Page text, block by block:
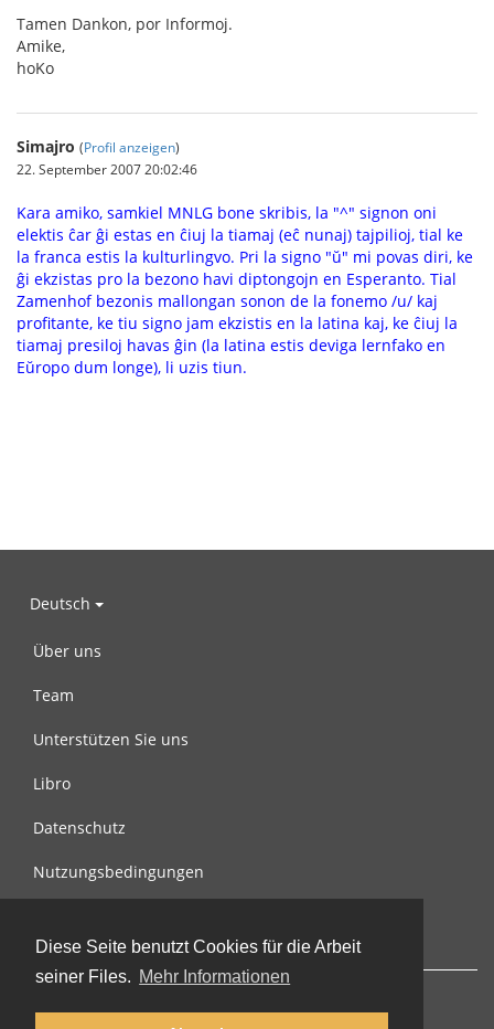
Diese Seite benutzt Cookies für die Arbeit
seiner Files. Mehr Informationen
Tamen Dankon, por Informoj.
Amike,
hoKo
Simajro (Profil anzeigen)
22. September 2007 20:02:46
Kara amiko, samkiel MNLG bone skribis, la "^" signon oni
elektis ĉar ĝi estas en ĉiuj la tiamaj (eĉ nunaj) tajpilioj, tial ke
la franca estis la kulturlingvo. Pri la signo "ŭ" mi povas diri, ke
ĝi ekzistas pro la bezono havi diptongojn en Esperanto. Tial
Zamenhof bezonis mallongan sonon de la fonemo /u/ kaj
profitante, ke tiu signo jam ekzistis en la latina kaj, ke ĉiuj la
tiamaj presiloj havas ĝin (la latina estis deviga lernfako en
Eŭropo dum longe), li uzis tiun.
Deutsch
Über uns
Team
Unterstützen Sie uns
Libro
Datenschutz
Nutzungsbedingungen